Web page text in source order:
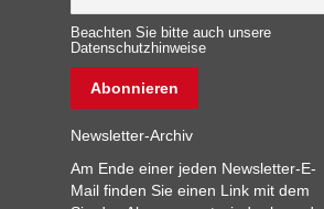
Beachten Sie bitte auch unsere
Datenschutzhinweise
Newsletter-Archiv
Am Ende einer jeden Newsletter-E-
Mail finden Sie einen Link mit dem